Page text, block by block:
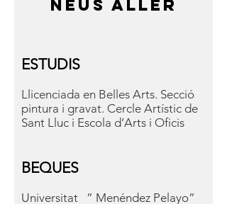
NEUS ALLER
ESTUDIS
Llicenciada en Belles Arts. Secció
pintura i gravat. Cercle Artístic de
Sant Lluc i Escola d’Arts i Oficis
BEQUES
Universitat ” Menéndez Pelayo”